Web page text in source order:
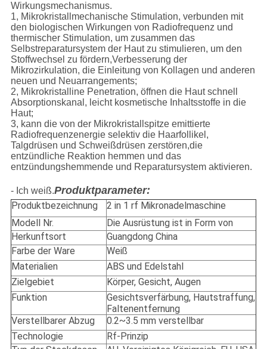
Wirkungsmechanismus.
1, Mikrokristallmechanische Stimulation, verbunden mit
den biologischen Wirkungen von Radiofrequenz und
thermischer Stimulation, um zusammen das
Selbstreparatursystem der Haut zu stimulieren, um den
Stoffwechsel zu fördern,Verbesserung der
Mikrozirkulation, die Einleitung von Kollagen und anderen
neuen und Neuarrangements;
2, Mikrokristalline Penetration, öffnen die Haut schnell
Absorptionskanal, leicht kosmetische Inhaltsstoffe in die
Haut;
3, kann die von der Mikrokristallspitze emittierte
Radiofrequenzenergie selektiv die Haarfollikel,
Talgdrüsen und Schweißdrüsen zerstören,die
entzündliche Reaktion hemmen und das
entzündungshemmende und Reparatursystem aktivieren.
- Ich weiß.Produktparameter:
Produktbezeichnung
2 in 1 rf Mikronadelmaschine
Modell Nr.
Die Ausrüstung ist in Form von
Herkunftsort
Guangdong China
Farbe der Ware
Weiß
Materialien
ABS und Edelstahl
Zielgebiet
Körper, Gesicht, Augen
Funktion
Gesichtsverfärbung, Hautstraffung,
Faltenentfernung
Verstellbarer Abzug
0.2~3.5 mm verstellbar
Technologie
Rf-Prinzip